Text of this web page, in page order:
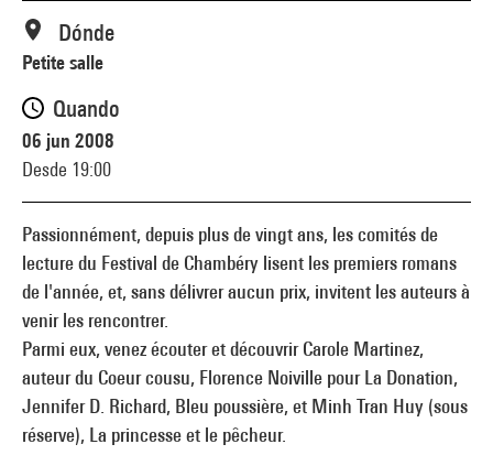
Passionnément, depuis plus de vingt ans, les comités de
lecture du Festival de Chambéry lisent les premiers romans
de l'année, et, sans délivrer aucun prix, invitent les auteurs à
venir les rencontrer.
Parmi eux, venez écouter et découvrir Carole Martinez,
auteur du Coeur cousu, Florence Noiville pour La Donation,
Jennifer D. Richard, Bleu poussière, et Minh Tran Huy (sous
réserve), La princesse et le pêcheur.
Dónde
Petite salle
Quando
06 jun 2008
Desde 19:00